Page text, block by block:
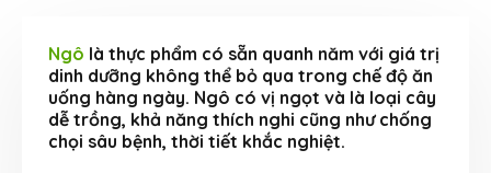
Ngô là thực phẩm có sẵn quanh năm với giá trị
dinh dưỡng không thể bỏ qua trong chế độ ăn
uống hàng ngày. Ngô có vị ngọt và là loại cây
dễ trồng, khả năng thích nghi cũng như chống
chọi sâu bệnh, thời tiết khắc nghiệt.